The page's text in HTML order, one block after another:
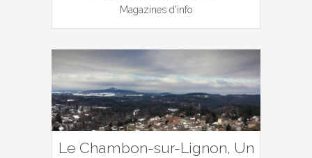
Magazines d'info
Le Chambon-sur-Lignon, Un